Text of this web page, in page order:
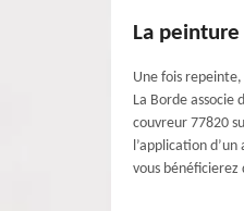
La
Une fois
La Borde
couvreur 77820
l’application
vous